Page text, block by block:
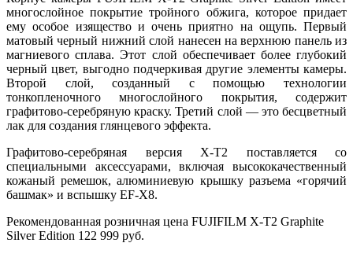
многослойное покрытие тройного обжига, которое придает
ему особое изящество и очень приятно на ощупь. Первый
матовый черный нижний слой нанесен на верхнюю панель из
магниевого сплава. Этот слой обеспечивает более глубокий
черный цвет, выгодно подчеркивая другие элементы камеры.
Второй слой, созданный с помощью технологии
тонкопленочного многослойного покрытия, содержит
графитово-серебряную краску. Третий слой — это бесцветный
лак для создания глянцевого эффекта.
Графитово-серебряная версия X-T2 поставляется со
специальными аксессуарами, включая высококачественный
кожаный ремешок, алюминиевую крышку разъема «горячий
башмак» и вспышку EF-X8.
Рекомендованная розничная цена FUJIFILM X-T2 Graphite
Silver Edition 122 999 руб.